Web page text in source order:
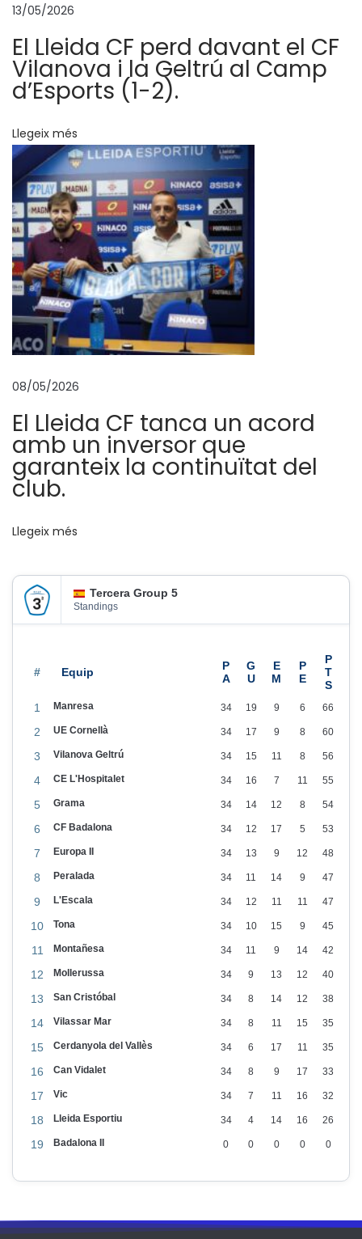
E
s
p
o
t
i
S
e
n
t
i
n
a
u
,
t
t
r
13/05/2026
El Lleida CF perd davant el CF
Vilanova i la Geltrú al Camp
d’Esports (1-2).
Llegeix més
08/05/2026
El Lleida CF tanca un acord
amb un inversor que
garanteix la continuïtat del
club.
Llegeix més
Tercera Group 5
Standings
#
1 Manresa 34 19 9 6 66
2 UE Cornellà 34 17 9 8 60
3 Vilanova Geltrú 34 15 11 8 56
4 CE L'Hospitalet 34 16 7 11 55
5 Grama 34 14 12 8 54
6 CF Badalona 34 12 17 5 53
7 Europa II 34 13 9 12 48
8 Peralada 34 11 14 9 47
9 L'Escala 34 12 11 11 47
10 Tona 34 10 15 9 45
11 Montañesa 34 11 9 14 42
12 Mollerussa 34 9 13 12 40
13 San Cristóbal 34 8 14 12 38
14 Vilassar Mar 34 8 11 15 35
15 Cerdanyola del Vallès 34 6 17 11 35
16 Can Vidalet 34 8 9 17 33
17 Vic 34 7 11 16 32
18 Lleida Esportiu 34 4 14 16 26
19 Badalona II 0 0 0 0 0